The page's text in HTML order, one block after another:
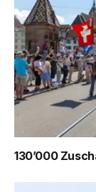
130’000